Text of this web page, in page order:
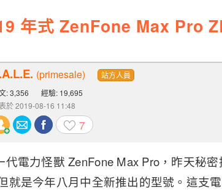
年式 ZenFone Max Pro
(primesale)
站方人員
: 3,356
經驗: 19,695
於 2019-08-16 11:48
7
代電力怪獸 ZenFone Max Pro，昨天秘
就是今年八月中全新推出的型號。這支